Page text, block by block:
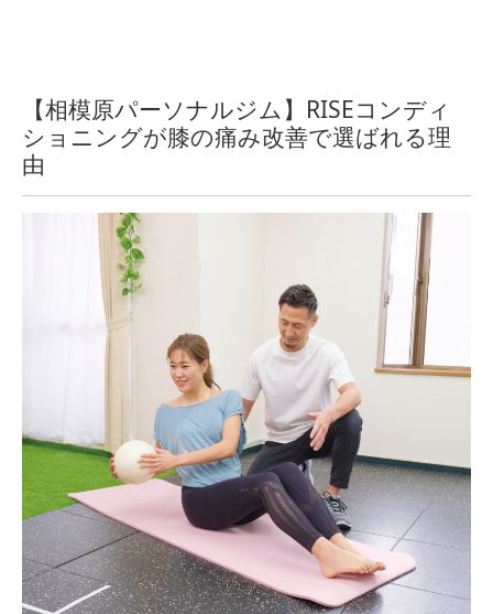
【相模原パーソナルジム】RISEコンディ
ショニングが膝の痛み改善で選ばれる理
由